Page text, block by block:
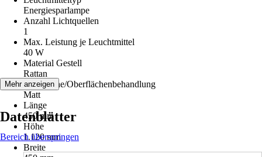
Energiesparlampe
Anzahl Lichtquellen
1
Max. Leistung je Leuchtmittel
40 W
Material Gestell
Rattan
Oberfläche/Oberflächenbehandlung
Matt
Länge
450 mm
Höhe
1.120 mm
Breite
Mehr anzeigen
Datenblätter
Bereich überspringen